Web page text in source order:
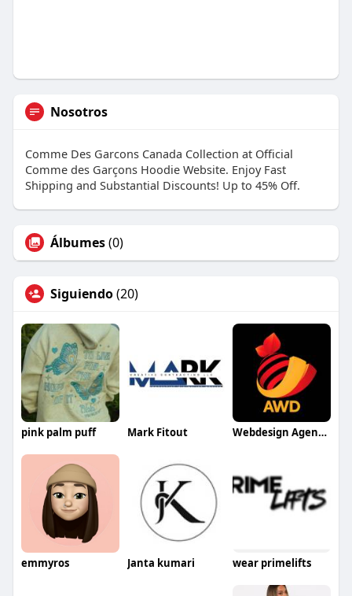
Nosotros
Comme Des Garcons Canada Collection at Official
Comme des Garçons Hoodie Website. Enjoy Fast
Shipping and Substantial Discounts! Up to 45% Off.
Álbumes(0)
Siguiendo(20)
pink palm puff Mark Fitout Webdesign Agentur
emmyros Janta kumari wear primelifts